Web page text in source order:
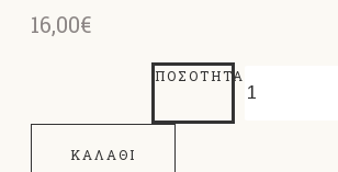
16,00€
ΠΟΣΌΤΗΤΑ
ΚΑΛΆΘΙ